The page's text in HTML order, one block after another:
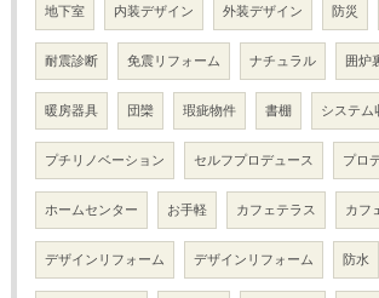
地下室 内装デザイン 外装デザイン 防災
耐震診断 免震リフォーム ナチュラル 囲炉
暖房器具 団欒 瑕疵物件 書棚 システム
プチリノベーション セルフプロデュース プロ
ホームセンター お手軽 カフェテラス カフ
デザインリフォーム デザインリフォーム 防水